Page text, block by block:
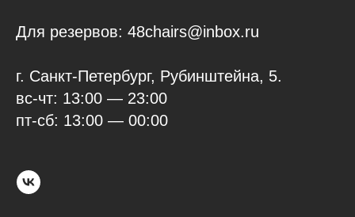
Для резервов: 48chairs@inbox.ru
г. Санкт-Петербург, Рубинштейна, 5.
вс-чт: 13:00 — 23:00
пт-сб: 13:00 — 00:00